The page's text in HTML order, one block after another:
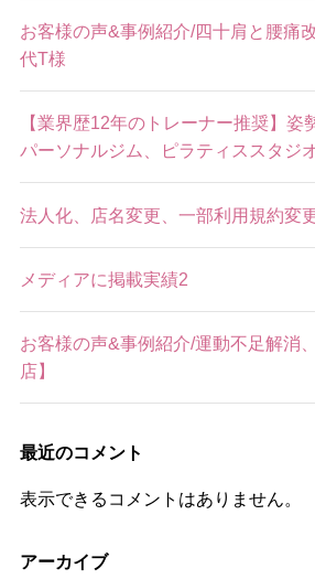
お客様の声&事例紹介/四十肩と腰痛
代T様
【業界歴12年のトレーナー推奨】姿
パーソナルジム、ピラティススタジ
法人化、店名変更、一部利用規約変
メディアに掲載実績2
お客様の声&事例紹介/運動不足解消
店】
最近のコメント
表示できるコメントはありません。
アーカイブ